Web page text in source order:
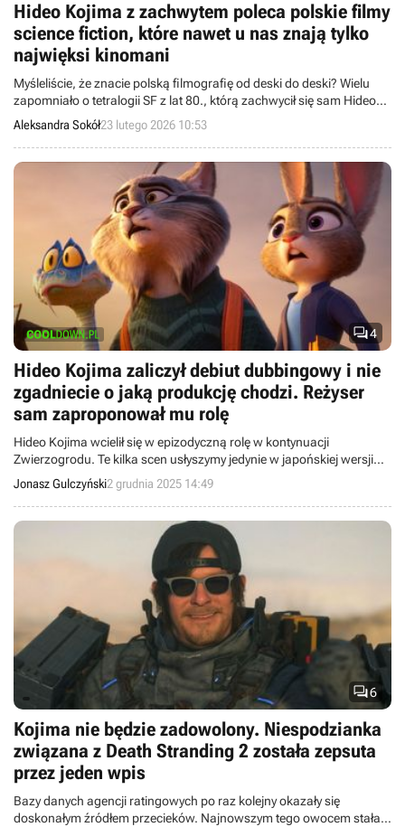
Hideo Kojima z zachwytem poleca polskie filmy
science fiction, które nawet u nas znają tylko
najwięksi kinomani
Myśleliście, że znacie polską filmografię od deski do deski? Wielu
zapomniało o tetralogii SF z lat 80., którą zachwycił się sam Hideo
Kojima.
Aleksandra Sokół23 lutego 2026 10:53
4
Hideo Kojima zaliczył debiut dubbingowy i nie
zgadniecie o jaką produkcję chodzi. Reżyser
sam zaproponował mu rolę
Hideo Kojima wcielił się w epizodyczną rolę w kontynuacji
Zwierzogrodu. Te kilka scen usłyszymy jedynie w japońskiej wersji
filmu.
Jonasz Gulczyński2 grudnia 2025 14:49
6
Kojima nie będzie zadowolony. Niespodzianka
związana z Death Stranding 2 została zepsuta
przez jeden wpis
Bazy danych agencji ratingowych po raz kolejny okazały się
doskonałym źródłem przecieków. Najnowszym tego owocem stała